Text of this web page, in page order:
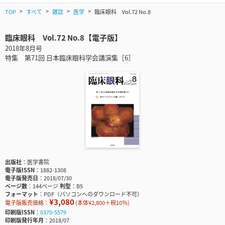
TOP すべて 雑誌 医学 臨床眼科 Vol.72 No.8
臨床眼科 Vol.72 No.8【電子版】
2018年8月号
特集 第71回 日本臨床眼科学会講演集［6］
出版社
医学書院
電子版ISSN
1882-1308
電子版発売日
2018/07/30
ページ数
144ページ判型
B5
フォーマット
PDF（パソコンへのダウンロード不可）
電子版販売価格： ¥3,080(本体¥2,800＋税10％)
印刷版ISSN
0370-5579
印刷版発行年月
2018/07